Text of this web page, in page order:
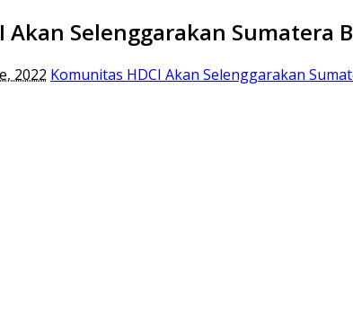
Akan Selenggarakan Sumatera
2022 Komunitas HDCI Akan Selenggarakan